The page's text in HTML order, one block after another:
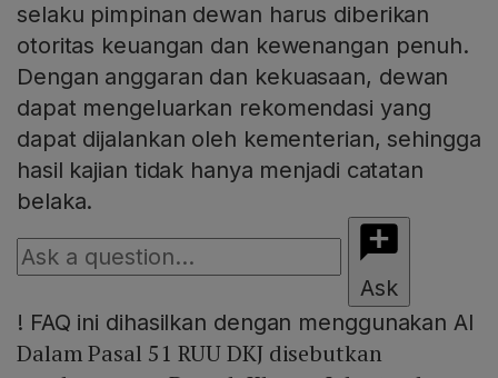
selaku pimpinan dewan harus diberikan
otoritas keuangan dan kewenangan penuh.
Dengan anggaran dan kekuasaan, dewan
dapat mengeluarkan rekomendasi yang
dapat dijalankan oleh kementerian, sehingga
hasil kajian tidak hanya menjadi catatan
belaka.
Ask
! FAQ ini dihasilkan dengan menggunakan AI
Dalam Pasal 51 RUU DKJ disebutkan